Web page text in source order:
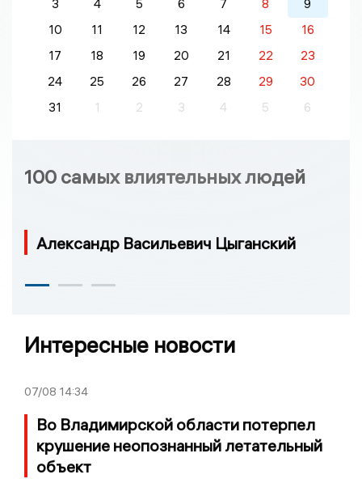
3 4 5 6 7 8
9
10
11 12 13 14 15
16
17
18 19 20 21 22
23
24
25 26 27 28 29
30
31
1 2 3 4 5 6
100 самых влиятельных людей
Александр Васильевич Цыганский
Интересные новости
07/08 14:34
Во Владимирской области потерпел
крушение неопознанный летательный
объект